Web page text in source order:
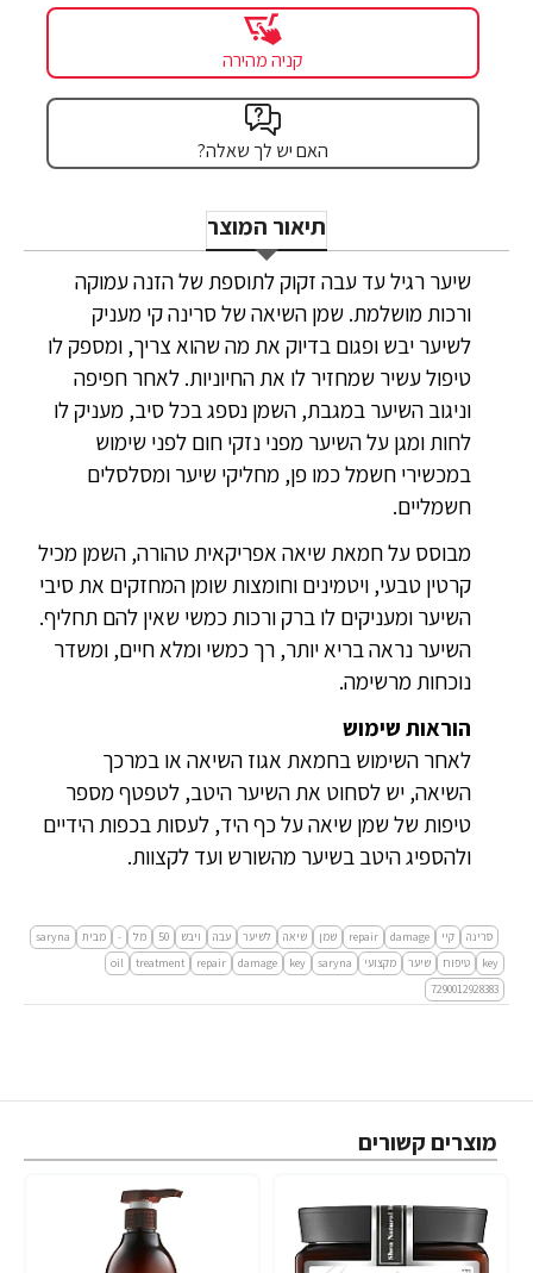
קניה מהירה
האם יש לך שאלה?
תיאור המוצר
שיער רגיל עד עבה זקוק לתוספת של הזנה עמוקה
ורכות מושלמת. שמן השיאה של סרינה קי מעניק
לשיער יבש ופגום בדיוק את מה שהוא צריך, ומספק לו
טיפול עשיר שמחזיר לו את החיוניות. לאחר חפיפה
וניגוב השיער במגבת, השמן נספג בכל סיב, מעניק לו
לחות ומגן על השיער מפני נזקי חום לפני שימוש
במכשירי חשמל כמו פן, מחליקי שיער ומסלסלים
חשמליים.
מבוסס על חמאת שיאה אפריקאית טהורה, השמן מכיל
קרטין טבעי, ויטמינים וחומצות שומן המחזקים את סיבי
השיער ומעניקים לו ברק ורכות כמשי שאין להם תחליף.
השיער נראה בריא יותר, רך כמשי ומלא חיים, ומשדר
נוכחות מרשימה.
הוראות שימוש
לאחר השימוש בחמאת אגוז השיאה או במרכך
השיאה, יש לסחוט את השיער היטב, לטפטף מספר
טיפות של שמן שיאה על כף היד, לעסות בכפות הידיים
ולהספיג היטב בשיער מהשורש ועד לקצוות.
סרינה קיי damage
repair שמן שיאה לשיער עבה ויבש 50 מל - מבית
saryna
key
טיפוח שיער מקצועי saryna
key
damage
repair
treatment
oil
7290012928383
מוצרים קשורים